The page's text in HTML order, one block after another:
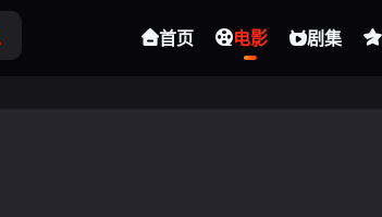
首页 电影 剧集